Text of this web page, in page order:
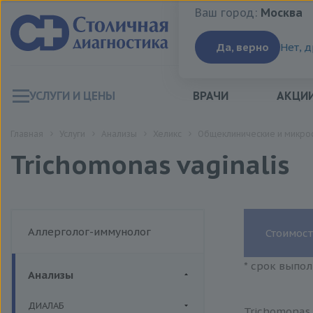
Ваш город:Москва
Ваш город: Москва
Да, верно Нет,
УСЛУГИ И ЦЕНЫ ВРАЧИ
Trichomonas vaginalis
Аллерголог-иммунолог
Анализы
ДИАЛАБ
* срок